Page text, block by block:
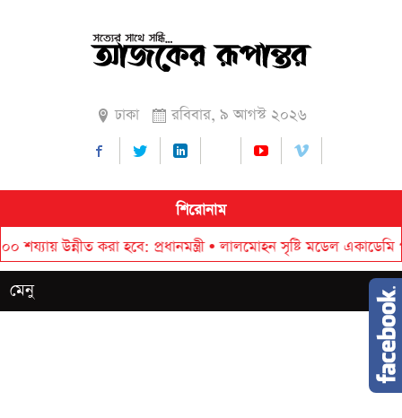
ঢাকা রবিবার, ৯ আগস্ট ২০২৬
শিরোনাম
করা হবে: প্রধানমন্ত্রী• লালমোহন সৃষ্টি মডেল একাডেমি পরিদর্শন
মেনু